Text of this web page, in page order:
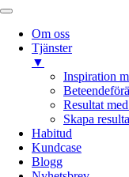
Om oss
Tjänster
▼
Inspiration
Resultat
Skapa
Habitud
Kundcase
Blogg